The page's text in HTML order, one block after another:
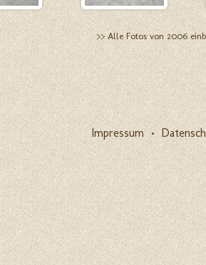
>> Alle Fotos von 2006
Impressum •